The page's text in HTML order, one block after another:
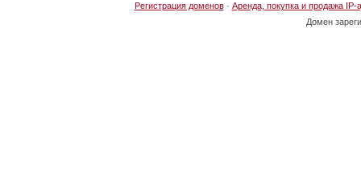
Регистрация доменов· Аренда, покупка и продажа IP-
Домен